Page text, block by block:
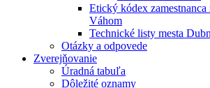
Etický kódex zamestnanca
Váhom
Technické listy mesta
Otázky a odpovede
Zverejňovanie
Úradná tabuľa
Dôležité oznamy